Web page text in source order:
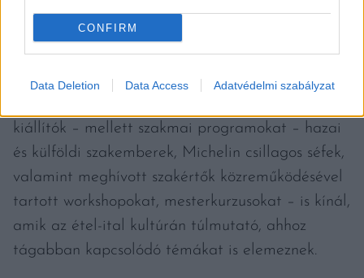
CONFIRM
Data Deletion Data Access Adatvédelmi szabályzat
az újhullámos, a biodinamikus és a natúrbor –
egyszerre jelenik meg. A rendezvény gazdag
közönségprogramjai – nagyszínpadi
kiállítók – mellett szakmai programokat – hazai
és külföldi szakemberek, Michelin csillagos séfek,
valamint meghívott szakértők közreműködésével
tartott workshopokat, mesterkurzusokat – is kínál,
amik az étel-ital kultúrán túlmutató, ahhoz
tágabban kapcsolódó témákat is elemeznek.